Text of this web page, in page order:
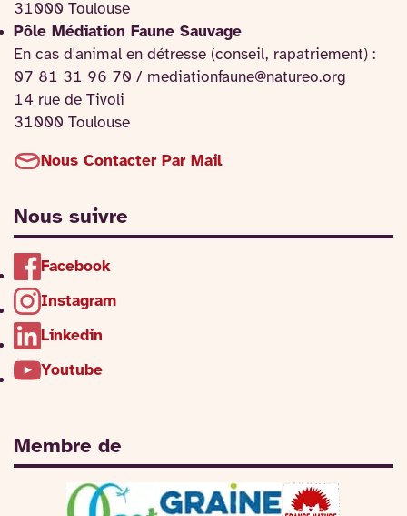
31000 Toulouse
Pôle Médiation Faune Sauvage
En cas d'animal en détresse (conseil, rapatriement) :
07 81 31 96 70 / mediationfaune@natureo.org
14 rue de Tivoli
31000 Toulouse
Nous Contacter Par Mail
Nous suivre
Facebook
Instagram
Linkedin
Youtube
Membre de